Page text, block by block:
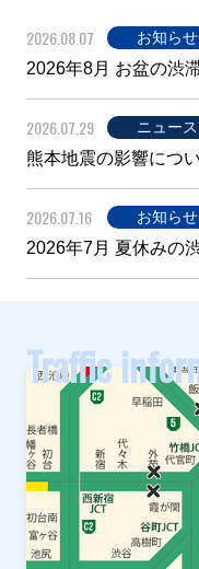
2026.08.07 お知らせ
2026年8月 お盆の渋
2026.07.29 ニュース
熊本地震の影響につ
2026.07.16 お知らせ
2026年7月 夏休みの
Traffic